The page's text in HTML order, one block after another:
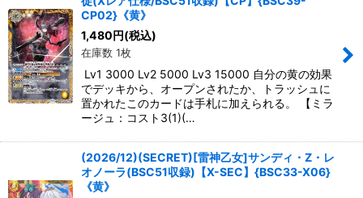
CP02}《黄》
1,480円(税込)
在庫数 1枚
Lv1 3000 Lv2 5000 Lv3 15000 自分の黄の効果
でデッキから、オープンされたか、トラッシュに
置かれたこのカードは手札に加えられる。 【ミラ
ージュ：コスト3(1)(…
(2026/12)(SECRET)[雷神乙女]サンディ・Z・レ
オノーラ(BSC51収録)【X-SEC】{BSC33-X06}
《黄》